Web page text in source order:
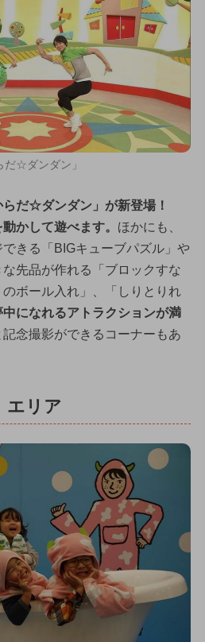
だ☆ダンダン」
らだ☆ダンダン」が新登場！
かして遊べます。 ほかにも、
きる「BIGキューブパズル」や
先品が作れる「ブロックすな
ボール入れ」、「しりとりれ
になれるアトラクションが満
念撮影ができるコーナーもあ
エリア